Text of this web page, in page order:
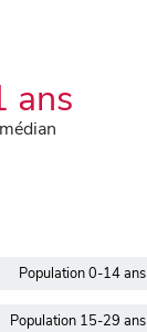
ans
Population 0-14 ans
Population 15-29 ans